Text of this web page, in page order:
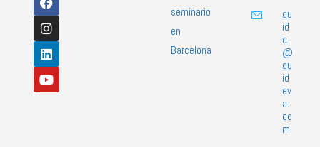
seminario
en
Barcelona
qu
id
e
@
qu
id
ev
a.
co
m